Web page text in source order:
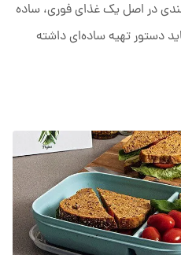
در اصل یک غذای فوری، ساده
دستور تهیه ساده‌ای داشته